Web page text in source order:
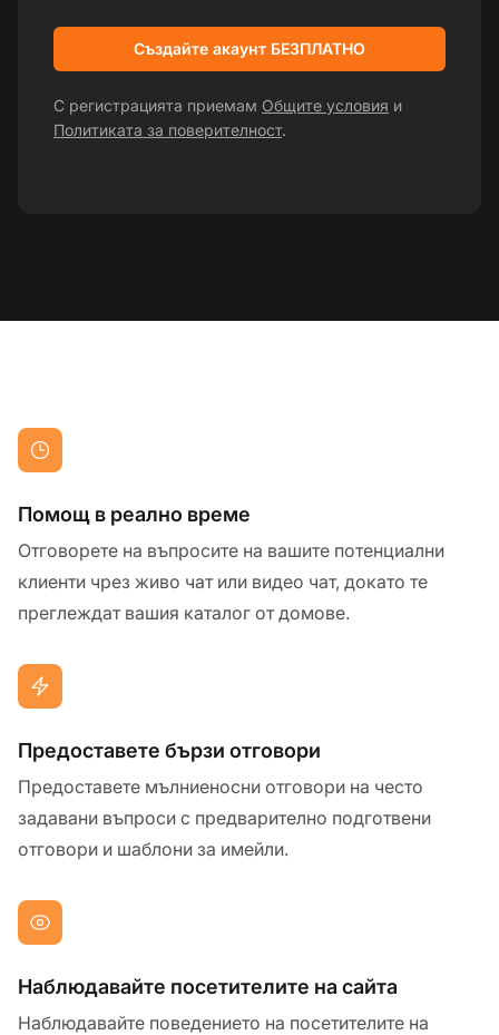
Създайте акаунт БЕЗПЛАТНО
С регистрацията приемам Общите условия и
Политиката за поверителност.
Помощ в реално време
Отговорете на въпросите на вашите потенциални
клиенти чрез живо чат или видео чат, докато те
преглеждат вашия каталог от домове.
Предоставете бързи отговори
Предоставете мълниеносни отговори на често
задавани въпроси с предварително подготвени
отговори и шаблони за имейли.
Наблюдавайте посетителите на сайта
Наблюдавайте поведението на посетителите на